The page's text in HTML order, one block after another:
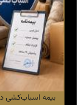
بیمه اسباب‌کشی